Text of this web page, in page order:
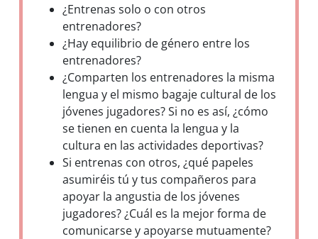
¿Entrenas solo o con otros
entrenadores?
¿Hay equilibrio de género entre los
entrenadores?
¿Comparten los entrenadores la misma
lengua y el mismo bagaje cultural de los
jóvenes jugadores? Si no es así, ¿cómo
se tienen en cuenta la lengua y la
cultura en las actividades deportivas?
Si entrenas con otros, ¿qué papeles
asumiréis tú y tus compañeros para
apoyar la angustia de los jóvenes
jugadores? ¿Cuál es la mejor forma de
comunicarse y apoyarse mutuamente?